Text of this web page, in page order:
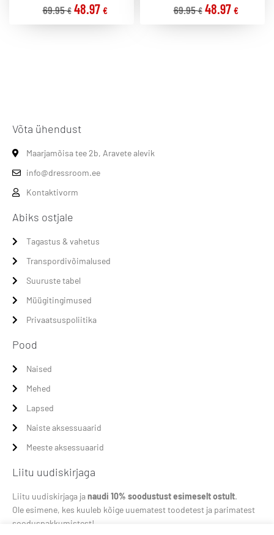
69.95€ 48.97 €
69.95€ 48.97 €
Võta ühendust
Maarjamõisa tee 2b, Aravete alevik
info@dressroom.ee
Kontaktivorm
Abiks ostjale
Tagastus & vahetus
Transpordivõimalused
Suuruste tabel
Müügitingimused
Privaatsuspoliitika
Pood
Naised
Mehed
Lapsed
Naiste aksessuaarid
Meeste aksessuaarid
Liitu uudiskirjaga
Liitu uudiskirjaga janaudi 10% soodustust esimeselt ostult.
Ole esimene, kes kuuleb kõige uuematest toodetest ja parimatest
sooduspakkumistest!